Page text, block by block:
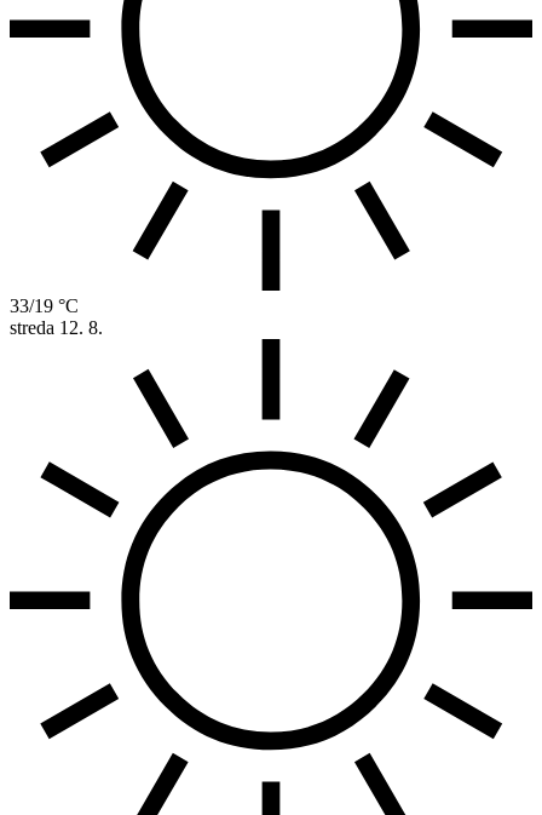
33/19 °C
streda 12. 8.